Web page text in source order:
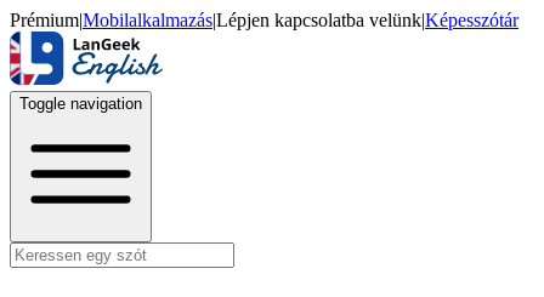
Prémium|Mobilalkalmazás|Lépjen kapcsolatba velünk|Képesszótár
Toggle navigation